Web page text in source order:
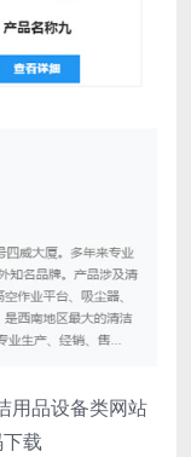
用品设备类网站
载